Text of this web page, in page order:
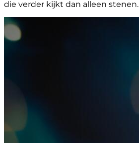
die verder kijkt dan alleen stenen.